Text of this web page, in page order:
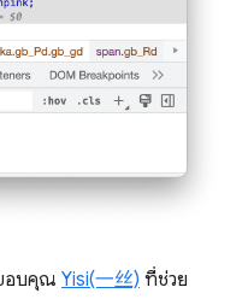
อบคุณ Yisi(一丝) ที่ช่วย